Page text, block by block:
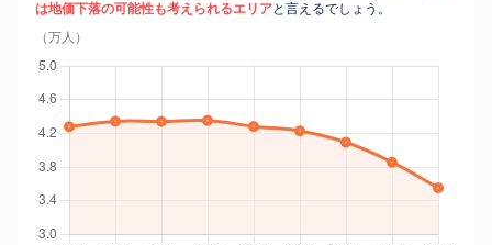
は地価下落の可能性も考えられるエリアと言えるでしょう。
（万人）